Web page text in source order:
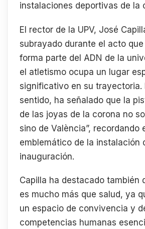
instalaciones deportivas de la
El rector de la UPV, José
subrayado durante el acto
forma parte del ADN de la
el atletismo ocupa un lugar
significativo en su trayectoria.
sentido, ha señalado que la
de las joyas de la corona no
sino de València”, recordando
emblemático de la instalación
inauguración.
Capilla ha destacado también
es mucho más que salud, ya
un espacio de convivencia y
competencias humanas